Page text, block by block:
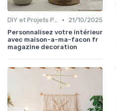
DIY et Projets Personnalisés •
21/10/2025
Personnalisez votre intérieur
avec maison-a-ma-facon fr
magazine decoration